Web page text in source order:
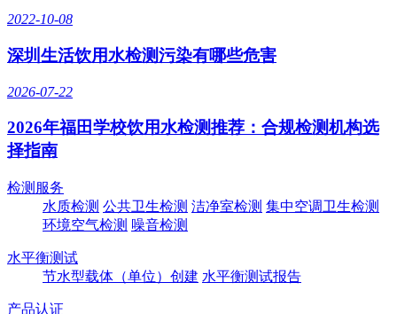
2022-10-08
深圳生活饮用水检测污染有哪些危害
2026-07-22
2026年福田学校饮用水检测推荐：合规检测机构选
择指南
检测服务
水质检测 公共卫生检测 洁净室检测 集中空调卫生检测
环境空气检测 噪音检测
水平衡测试
节水型载体（单位）创建 水平衡测试报告
产品认证